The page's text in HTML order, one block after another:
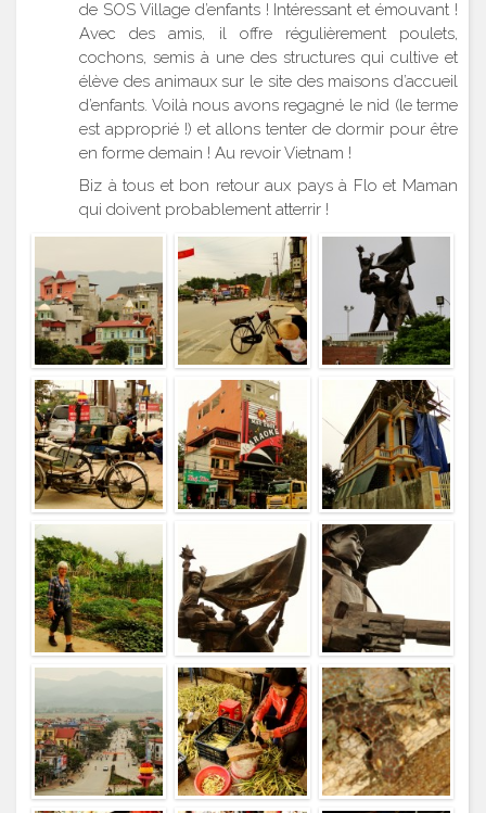
de SOS Village d’enfants ! Intéressant et émouvant !
Avec des amis, il offre régulièrement poulets,
cochons, semis à une des structures qui cultive et
élève des animaux sur le site des maisons d’accueil
d’enfants. Voilà nous avons regagné le nid (le terme
est approprié !) et allons tenter de dormir pour être
en forme demain ! Au revoir Vietnam !
Biz à tous et bon retour aux pays à Flo et Maman
qui doivent probablement atterrir !